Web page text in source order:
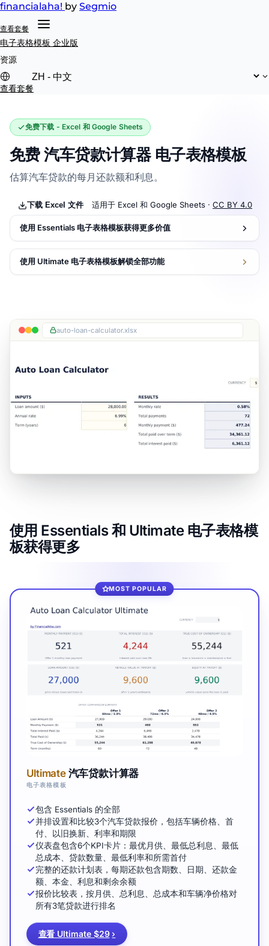
financialaha! by Segmio
查看套餐
电子表格模板 企业版
资源
查看套餐
免费下载 - Excel 和 Google Sheets
免费 汽车贷款计算器 电子表格模板
估算汽车贷款的每月还款额和利息。
下载 Excel 文件 适用于 Excel 和 Google Sheets ·CC BY 4.0
使用 Essentials 电子表格模板获得更多价值
使用 Ultimate 电子表格模板解锁全部功能
auto-loan-calculator.xlsx
使用 Essentials 和 Ultimate 电子表格模
板获得更多
MOST POPULAR
Ultimate汽车贷款计算器
电子表格模板
包含 Essentials 的全部
并排设置和比较3个汽车贷款报价，包括车辆价格、首
付、以旧换新、利率和期限
仪表盘包含6个KPI卡片：最优月供、最低总利息、最低
总成本、贷款数量、最低利率和所需首付
完整的还款计划表，每期还款包含期数、日期、还款金
额、本金、利息和剩余余额
报价比较表，按月供、总利息、总成本和车辆净价格对
所有3笔贷款进行排名
查看 Ultimate $29 ›